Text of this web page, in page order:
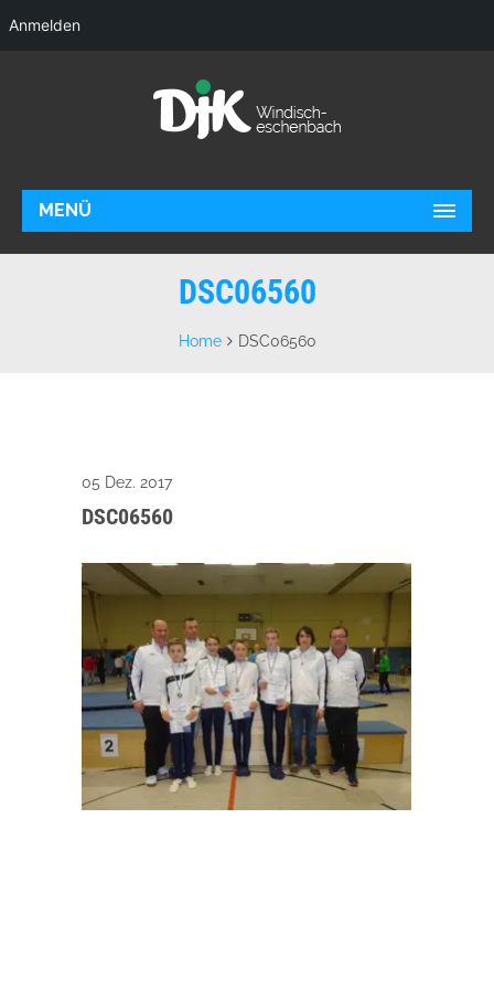
MENÜ
DSC06560
Home DSC06560
05 Dez. 2017
DSC06560
Anmelden